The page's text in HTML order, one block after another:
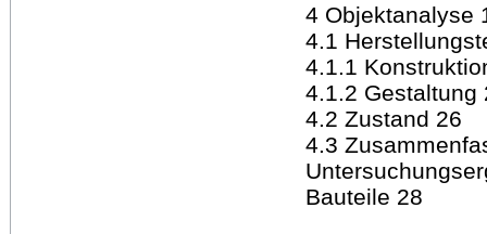
4 Objektanalyse
4.1
4.1.1
4.1.2 Gestaltung
4.2 Zustand 26
4.3
Bauteile 28